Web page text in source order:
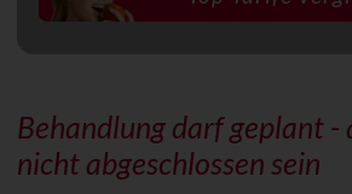
Behandlung darf geplant -
nicht abgeschlossen sein